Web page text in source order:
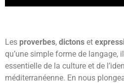
Les proverbes, dictons et
qu’une simple forme de langage,
essentielle de la culture et de
méditerranéenne. En nous